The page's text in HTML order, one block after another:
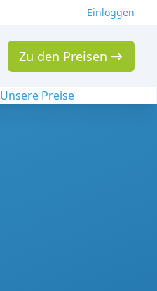
Einloggen
Zu den Preisen
Unsere Preise